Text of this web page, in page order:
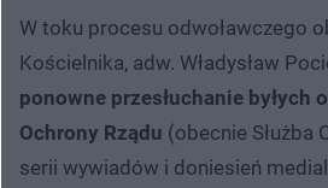
W toku procesu odwoławczego
Kościelnika, adw. Władysław
ponowne przesłuchanie byłych
Ochrony Rządu (obecnie Służba
serii wywiadów i doniesień